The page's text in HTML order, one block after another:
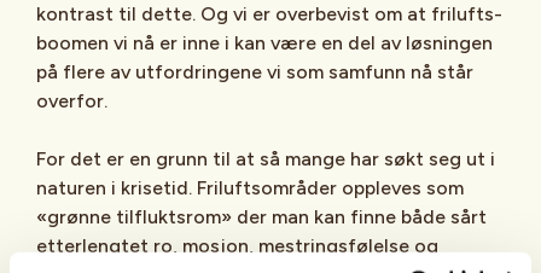
kontrast til dette. Og vi er overbevist om at frilufts-
boomen vi nå er inne i kan være en del av løsningen
på flere av utfordringene vi som samfunn nå står
overfor.
For det er en grunn til at så mange har søkt seg ut i
naturen i krisetid. Friluftsområder oppleves som
«grønne tilfluktsrom» der man kan finne både sårt
etterlengtet ro, mosjon, mestringsfølelse og